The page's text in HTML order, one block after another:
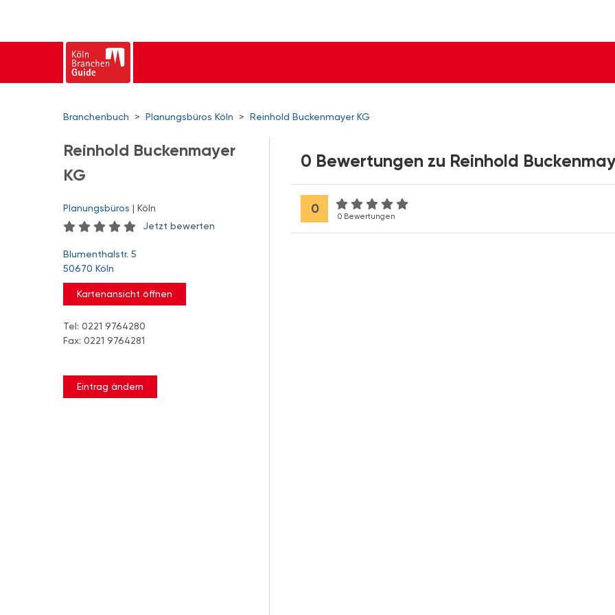
Branchenbuch > Planungsbüros Köln > Reinhold Buckenmayer KG
Reinhold Buckenmayer
KG
Planungsbüros | Köln
Jetzt bewerten
Blumenthalstr. 5
50670 Köln
Kartenansicht öffnen
Tel: 0221 9764280
Fax: 0221 9764281
Eintrag ändern
0 Bewertungen zu Reinhold
0
0 Bewertungen